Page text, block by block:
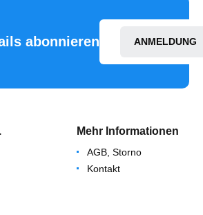
abonnieren ANMELDUNG
Mehr Informationen
AGB, Storno
Kontakt